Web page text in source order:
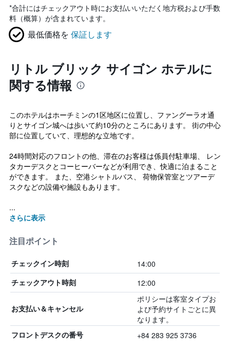
*合計にはチェックアウト時にお支払いいただく地方税および手数
料（概算）が含まれています。
最低価格を 保証します
リトル ブリック サイゴン ホテルに
関する情報
このホテルはホーチミンの1区地区に位置し、ファングーラオ通
りとサイゴン城へは歩いて約10分のところにあります。 街の中心
部に位置していて、理想的な立地です。
24時間対応のフロントの他、滞在のお客様は係員付駐車場、 レン
タカーデスクとコーヒーバーなどが利用でき、快適に泊まること
ができます。 また、空港シャトルバス、 荷物保管室とツアーデ
スクなどの設備や施設もあります。
...
さらに表示
注目ポイント
チェックイン時刻 14:00
チェックアウト時刻 12:00
お支払い＆キャンセル
ポリシーは客室タイプお
よび予約サイトごとに異
なります。
フロントデスクの番号 +84 283 925 3736